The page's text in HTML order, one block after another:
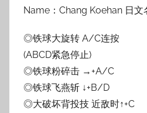
Name：Chang Koehan 日文
◎铁球大旋转 A/C连按
(ABCD紧急停止)
◎铁球粉碎击 →+A/C
◎铁球飞燕斩 ↓+B/D
◎大破坏背投技 近敌时↑+C